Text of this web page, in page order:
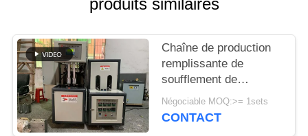
DU
SITE
PRIVACY
POLICY
produits similaires
Chaîne de production
remplissante de
soufflement de
machine de bouteille en
plastique semi
Négociable MOQ:>= 1sets
CONTACT